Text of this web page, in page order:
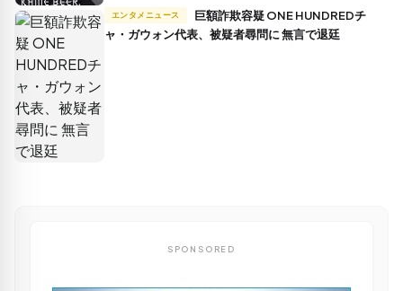
エンタメニュース
ャ・ガウォン代表、被疑者尋問に 無言で退廷
SPONSORED